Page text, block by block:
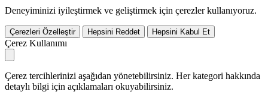
Deneyiminizi iyileştirmek ve geliştirmek için çerezler kullanıyoruz.
Çerezleri Özelleştir Hepsini Reddet Hepsini Kabul Et
Çerez Kullanımı
Çerez tercihlerinizi aşağıdan yönetebilirsiniz. Her kategori hakkında
detaylı bilgi için açıklamaları okuyabilirsiniz.